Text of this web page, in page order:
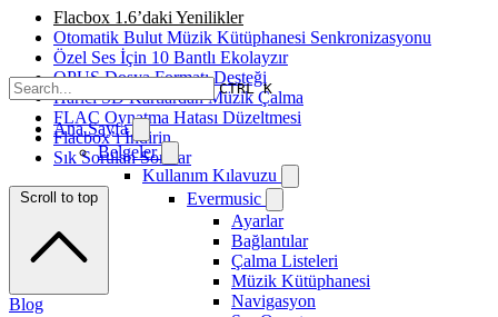
CTRL K
Ana Sayfa
Belgeler
Kullanım Kılavuzu
Evermusic
Ayarlar
Bağlantılar
Çalma Listeleri
Müzik Kütüphanesi
Navigasyon
Flacbox 1.6’daki Yenilikler
Otomatik Bulut Müzik Kütüphanesi Senkronizasyonu
Özel Ses İçin 10 Bantlı Ekolayzır
OPUS Dosya Formatı Desteği
Harici SD Kartlardan Müzik Çalma
FLAC Oynatma Hatası Düzeltmesi
Flacbox’ı İndirin
Sık Sorulan Sorular
Scroll to top
Blog